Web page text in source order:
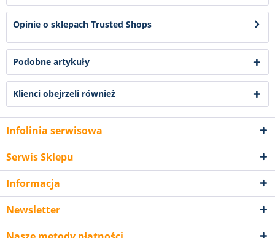
Opinie o sklepach Trusted Shops
Podobne artykuły
Klienci obejrzeli również
Infolinia serwisowa
Serwis Sklepu
Informacja
Newsletter